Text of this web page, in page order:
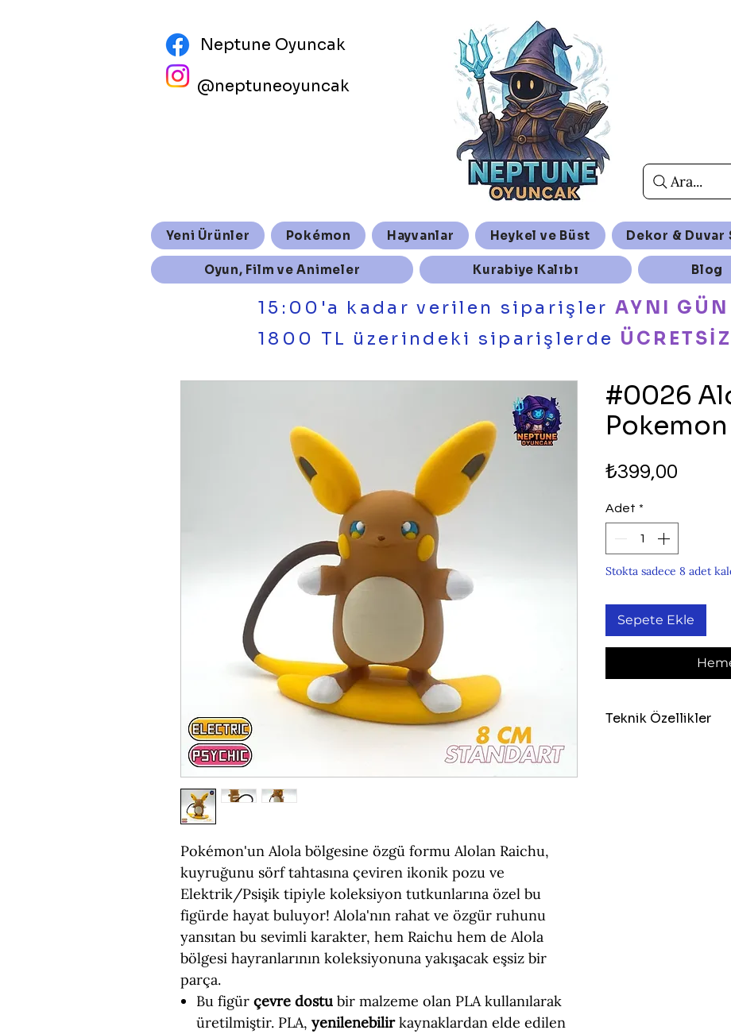
Neptune Oyuncak
@neptuneoyuncak
Ara...
Yeni Ürünler Pokémon Hayvanlar Heykel ve Büst Dekor & Duvar
Oyun, Film ve Animeler Kurabiye Kalıbı Blog
15:00'a kadar verilen siparişler AYNI
1800 TL üzerindeki siparişlerde
Pokémon'un Alola bölgesine özgü formu Alolan Raichu,
kuyruğunu sörf tahtasına çeviren ikonik pozu ve
Elektrik/Psişik tipiyle koleksiyon tutkunlarına özel bu
figürde hayat buluyor! Alola'nın rahat ve özgür ruhunu
yansıtan bu sevimli karakter, hem Raichu hem de Alola
bölgesi hayranlarının koleksiyonuna yakışacak eşsiz bir
parça.
Bu figür çevre dostu bir malzeme olan PLA kullanılarak
üretilmiştir. PLA, yenilenebilirkaynaklardan elde edilen
#0026
₺399,00
Adet *
Stokta sadece 8 adet
Sepete Ekle
Teknik Özellikler